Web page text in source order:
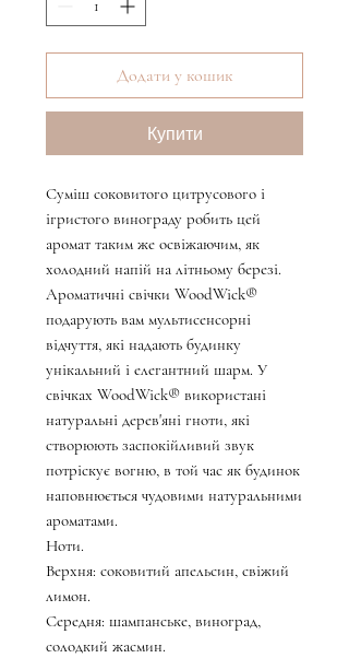
Додати у кошик
Купити
Суміш соковитого цитрусового і
ігристого винограду робить цей
аромат таким же освіжаючим, як
холодний напій на літньому березі.
Ароматичні свічки WoodWick®
подарують вам мультисенсорні
відчуття, які надають будинку
унікальний і елегантний шарм. У
свічках WoodWick® використані
натуральні дерев'яні гноти, які
створюють заспокійливий звук
потріскує вогню, в той час як будинок
наповнюється чудовими натуральними
ароматами.
Ноти.
Верхня: соковитий апельсин, свіжий
лимон.
Середня: шампанське, виноград,
солодкий жасмин.